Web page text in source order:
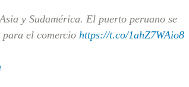
y Sudamérica. El puerto peruano se
el comercio https://t.co/1ahZ7WAio8